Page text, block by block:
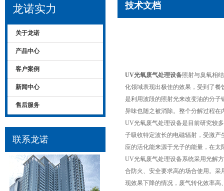
龙诺实力
关于龙诺
产品中心
客户案例
新闻中心
售后服务
联系龙诺
技术文档
UV光氧废气处理设备照射与臭氧相
化领域表现出极佳的效果，受到了
是利用波段的照射光来改变油的分
异味也随之被消除。整个分解过程在
UV光氧废气处理设备是目前研究较
子吸收特定波长的电磁辐射，受激
应的活化能来源于光子的能量，在
UV光氧废气处理设备系统采用光解
合防火、安全要求高的场合使用。
现效果下降的情况，废气转化效率